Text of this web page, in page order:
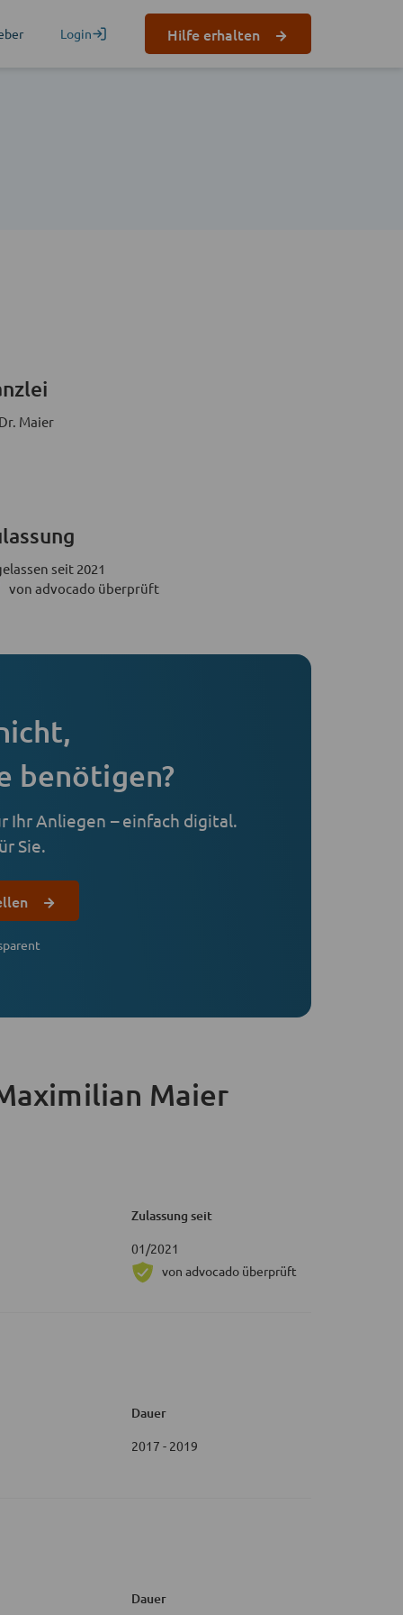
Login Hilfe erhalten
Maier
seit 2021
von advocado überprüft
benötigen?
Ihr Anliegen – einfach digital.
Sie.
Maier
Zulassung seit
01/2021
von advocado überprüft
Dauer
2017 - 2019
Dauer